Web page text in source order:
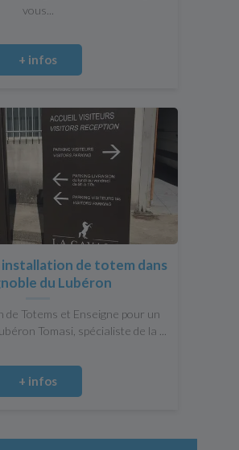
vous...
+ infos
de totem dans
du Lubéron
de Totems et Enseigne pour un
Tomasi, spécialiste de la ...
+ infos